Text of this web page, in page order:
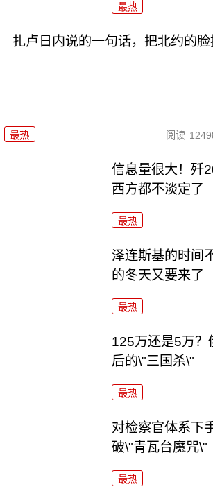
最热
扎卢日内说的一句话，把北约的
最热 阅读
信息量很大！歼
西方都不淡定了
最热
泽连斯基的时间
的冬天又要来了
最热
125万还是5万？
后的\"三国杀\"
最热
对检察官体系下
破\"青瓦台魔咒\"
最热